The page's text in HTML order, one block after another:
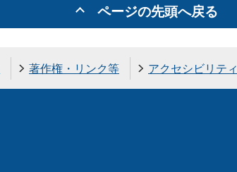
ページの先頭へ戻る
著作権・リンク等 アクセシビリティ